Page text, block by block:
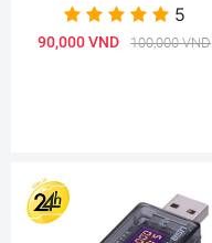
5
90,000 VND 100,000 VND